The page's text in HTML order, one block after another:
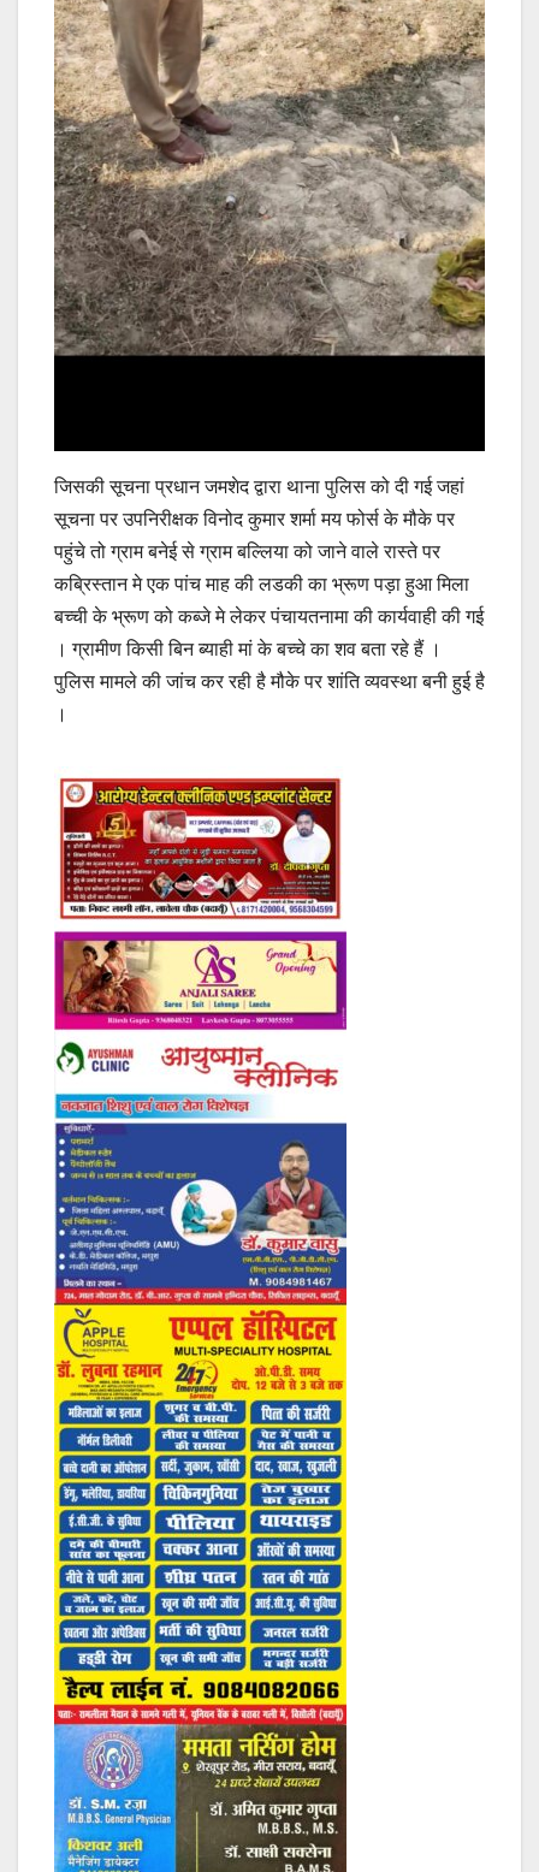
जिसकी सूचना प्रधान जमशेद द्वारा थाना पुलिस को दी गई जहां
सूचना पर उपनिरीक्षक विनोद कुमार शर्मा मय फोर्स के मौके पर
पहुंचे तो ग्राम बनेई से ग्राम बल्लिया को जाने वाले रास्ते पर
कब्रिस्तान मे एक पांच माह की लडकी का भ्रूण पड़ा हुआ मिला
बच्ची के भ्रूण को कब्जे मे लेकर पंचायतनामा की कार्यवाही की गई
। ग्रामीण किसी बिन ब्याही मां के बच्चे का शव बता रहे हैं ।
पुलिस मामले की जांच कर रही है मौके पर शांति व्यवस्था बनी हुई है
।